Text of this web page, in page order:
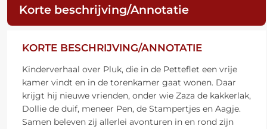
Korte beschrijving/Annotatie
KORTE BESCHRIJVING/ANNOTATIE
Kinderverhaal over Pluk, die in de Petteflet een vrije
kamer vindt en in de torenkamer gaat wonen. Daar
krijgt hij nieuwe vrienden, onder wie Zaza de kakkerlak,
Dollie de duif, meneer Pen, de Stampertjes en Aagje.
Samen beleven zij allerlei avonturen in en rond zijn